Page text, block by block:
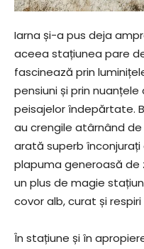
Iarna și-a pus deja
aceea stațiunea pare
fascinează prin
pensiuni și prin
peisajelor îndepărtate.
au crengile atârnând de
arată superb
plapuma generoasă
un plus de magie
covor alb, curat și
În stațiune și în